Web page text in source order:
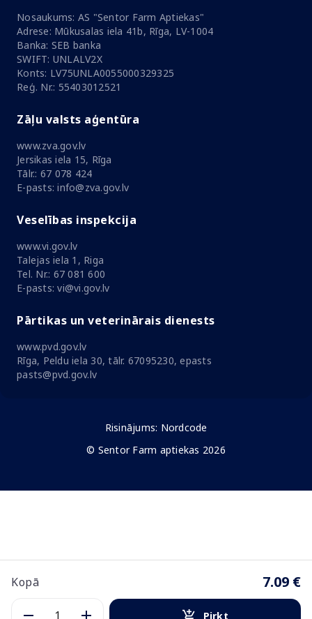
Kopā 7.09 €
Pirkt
Nosaukums: AS "Sentor Farm Aptiekas"
Adrese: Mūkusalas iela 41b, Rīga, LV-1004
Banka: SEB banka
SWIFT: UNLALV2X
Konts: LV75UNLA0055000329325
Reģ. Nr.: 55403012521
Zāļu valsts aģentūra
www.zva.gov.lv
Jersikas iela 15, Rīga
Tālr.: 67 078 424
E-pasts: info@zva.gov.lv
Veselības inspekcija
www.vi.gov.lv
Talejas iela 1, Riga
Tel. Nr.: 67 081 600
E-pasts: vi@vi.gov.lv
Pārtikas un veterinārais dienests
www.pvd.gov.lv
Rīga, Peldu iela 30, tālr. 67095230, epasts
pasts@pvd.gov.lv
Risinājums: Nordcode
© Sentor Farm aptiekas 2026